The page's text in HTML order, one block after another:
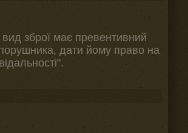
зброї має превентивний
дати йому право на